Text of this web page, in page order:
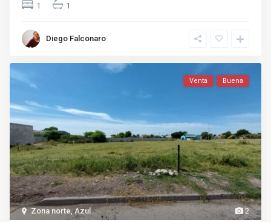
1 1
Diego Falconaro
2
Zona norte,Azul
Venta Buena